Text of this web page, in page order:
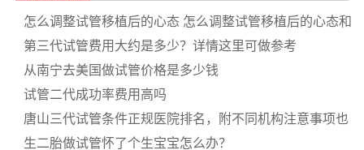
怎么调整试管移植后的心态 怎么调整试管移植后的心态和
状态
第三代试管费用大约是多少？详情这里可做参考
从南宁去美国做试管价格是多少钱
试管二代成功率费用高吗
唐山三代试管条件正规医院排名，附不同机构注意事项也
不同
生二胎做试管怀了个生宝宝怎么办？